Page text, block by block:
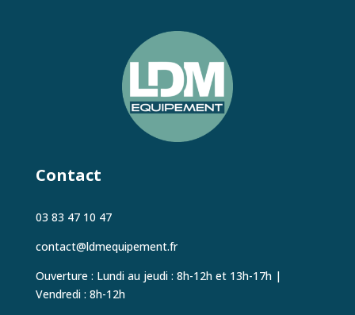
Contact
03 83 47 10 47
contact@ldmequipement.fr
Ouverture : Lundi au jeudi : 8h-12h et 13h-17h |
Vendredi : 8h-12h